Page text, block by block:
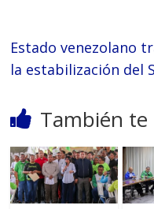
Estado venezolano
la estabilización del
También